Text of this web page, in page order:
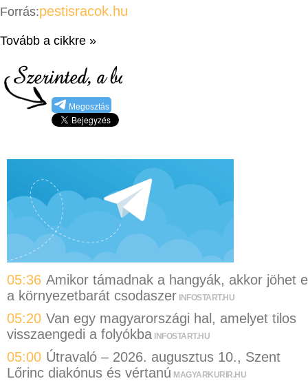
Forrás:pestisracok.hu
Tovább a cikkre »
Megosztás
05:36 Amikor támadnak a hangyák, akkor jöhet
a környezetbarát csodaszer INFOSTART.HU
05:20 Van egy magyarországi hal, amelyet tilos
visszaengedi a folyókba INFOSTART.HU
05:00 Útravaló – 2026. augusztus 10., Szent
Lőrinc diakónus és vértanú MAGYARKURIR.HU